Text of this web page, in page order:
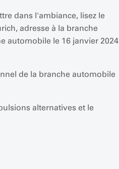
dans l'ambiance, lisez le
adresse à la branche
automobile le 16 janvier 2024
de la branche automobile
alternatives et le